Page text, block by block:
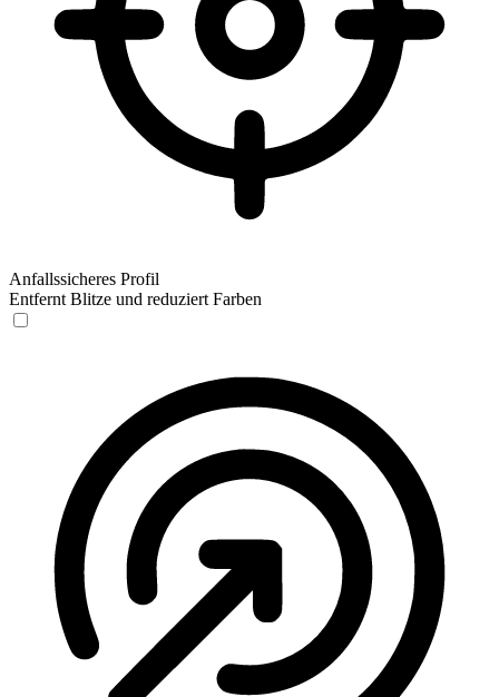
Anfallssicheres Profil
Entfernt Blitze und reduziert Farben